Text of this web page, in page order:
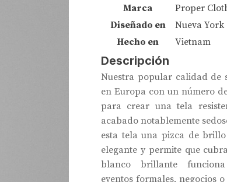
Marca
Proper
Diseñado en
Nueva York
Hecho en
Vietnam
Descripción
Nuestra popular calidad de
en Europa con un número
para crear una tela
acabado notablemente
esta tela una pizca de
elegante y permite que
blanco brillante
eventos formales, negocios